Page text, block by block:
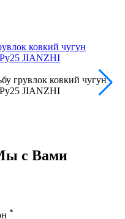
ковкий чугун
JIANZHI
грувлок ковкий чугун
JIANZHI
с Вами
*